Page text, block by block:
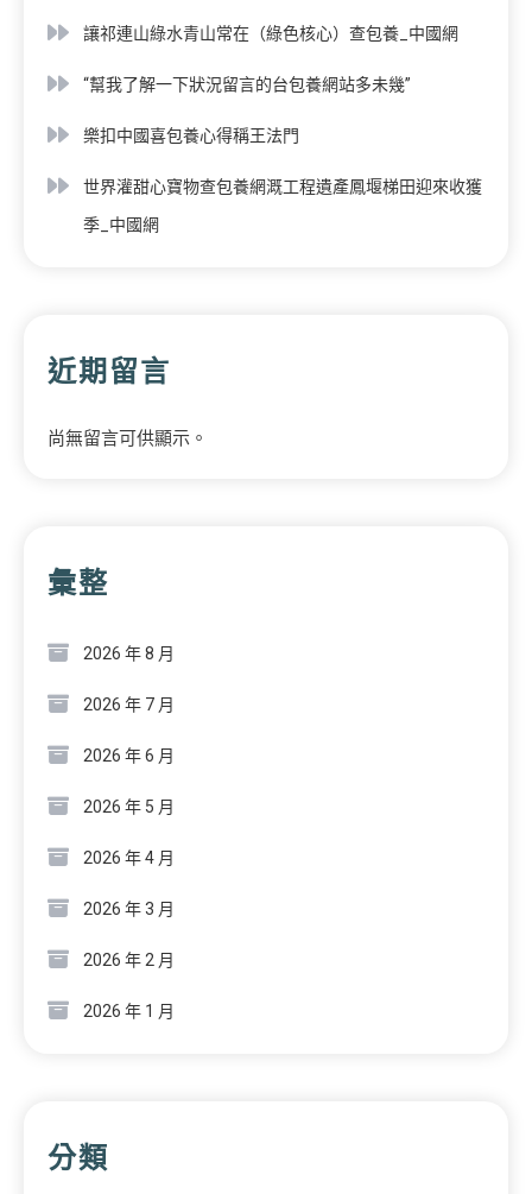
讓祁連山綠水青山常在（綠色核心）查包養_中國網
“幫我了解一下狀況留言的台包養網站多未幾”
樂扣中國喜包養心得稱王法門
世界灌甜心寶物查包養網溉工程遺產鳳堰梯田迎來收獲
季_中國網
近期留言
尚無留言可供顯示。
彙整
2026 年 8 月
2026 年 7 月
2026 年 6 月
2026 年 5 月
2026 年 4 月
2026 年 3 月
2026 年 2 月
2026 年 1 月
分類